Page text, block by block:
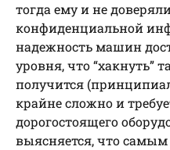
тогда ему и не
конфиденциальной
надежность машин
уровня, что “хакнуть”
получится
крайне сложно и
дорогостоящего
выясняется, что